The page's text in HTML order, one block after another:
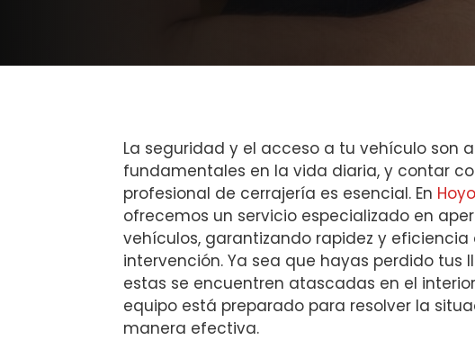
La seguridad y el acceso a tu vehículo son
fundamentales en la vida diaria, y contar
profesional de cerrajería es esencial. En
ofrecemos un servicio especializado en
vehículos, garantizando rapidez y
intervención. Ya sea que hayas perdido tus
estas se encuentren atascadas en el
equipo está preparado para resolver la
manera efectiva.